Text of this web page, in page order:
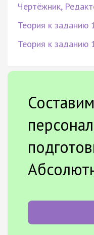
Чертёжник,
Теория к заданию
Теория к заданию